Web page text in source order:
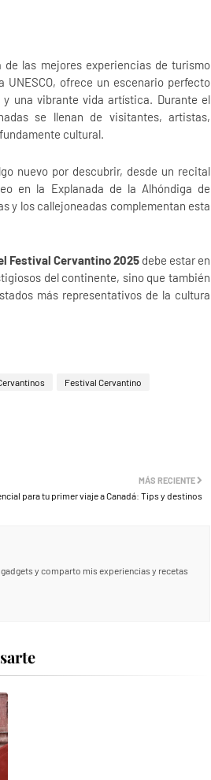
las mejores experiencias de turismo
ofrece un escenario perfecto
una vibrante vida artística. Durante el
se llenan de visitantes, artistas,
cultural.
nuevo por descubrir, desde un recital
en la Explanada de la Alhóndiga de
y los callejoneadas complementan esta
Festival Cervantino 2025 debe estar en
del continente, sino que también
más representativos de la cultura
Festival Cervantino
MÁS RECIENTE
para tu primer viaje a Canadá: Tips y destinos
y comparto mis experiencias y recetas